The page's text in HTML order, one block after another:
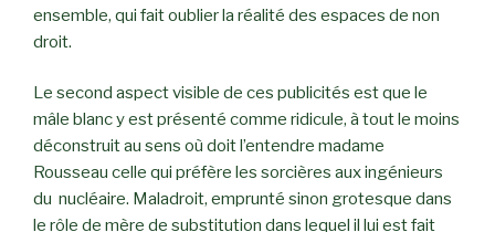
ensemble, qui fait oublier la réalité des espaces de non
droit.
Le second aspect visible de ces publicités est que le
mâle blanc y est présenté comme ridicule, à tout le moins
déconstruit au sens où doit l’entendre madame
Rousseau celle qui préfère les sorcières aux ingénieurs
du nucléaire. Maladroit, emprunté sinon grotesque dans
le rôle de mère de substitution dans lequel il lui est fait